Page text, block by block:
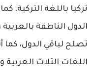
تركيا باللغة التركية،
الدول الناطقة
تصلح لباقي الدول، كما
اللغات الثلاث العربية